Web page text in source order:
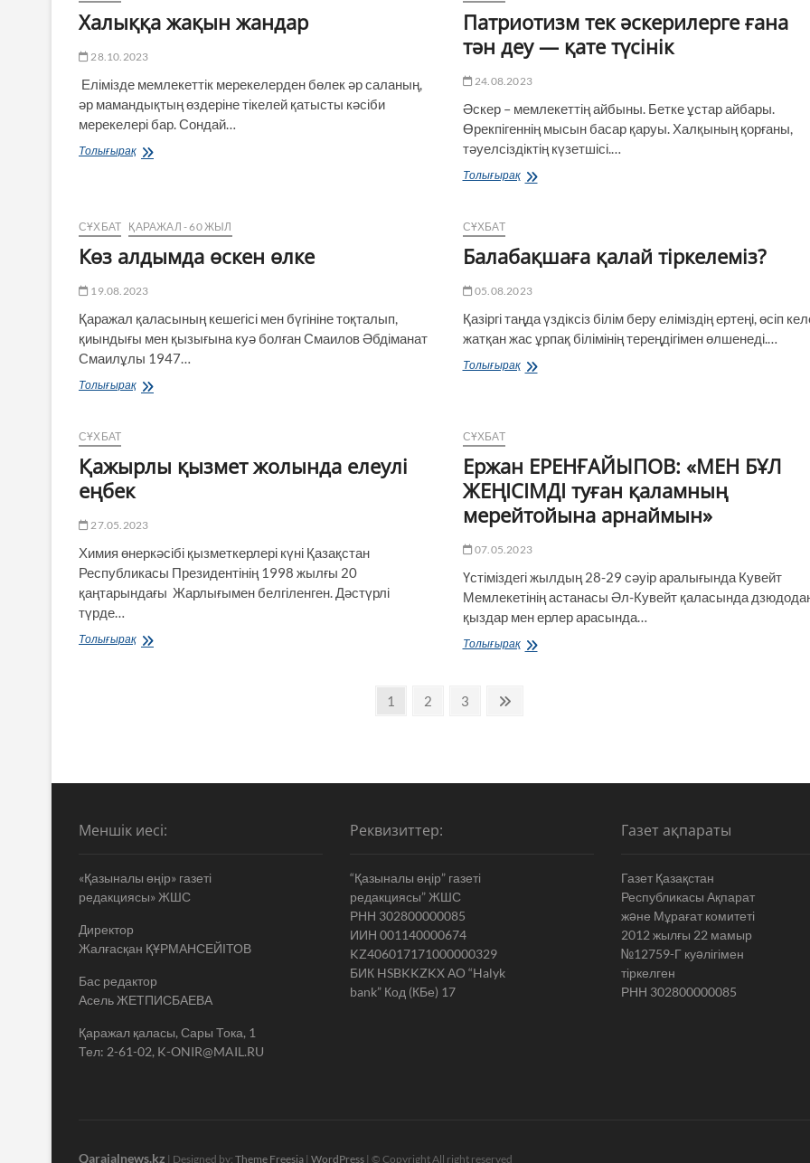
Халыққа жақын жандар
28.10.2023
Елімізде мемлекеттік мерекелерден бөлек әр саланың,
әр мамандықтың өздеріне тікелей қатысты кәсіби
мерекелері бар. Сондай…
ТолығырақХалыққа
Патриотизм тек әскерилерге ғана
тән деу — қате түсінік
24.08.2023
Әскер – мемлекеттің айбыны. Бетке ұстар айбары.
Өрекпігеннің мысын басар қаруы. Халқының қорғаны,
тәуелсіздіктің күзетшісі.…
ТолығырақПатриотизм
деу
қате
СҰХБАТ ҚАРАЖАЛ - 60 ЖЫЛ
Көз алдымда өскен өлке
19.08.2023
Қаражал қаласының кешегісі мен бүгініне тоқталып,
қиындығы мен қызығына куә болған Смаилов Әбдіманат
Смаилұлы 1947…
ТолығырақКөз
СҰХБАТ
Балабақшаға қалай тіркелеміз?
05.08.2023
Қазіргі таңда үздіксіз білім беру еліміздің ертеңі, өсіп
жатқан жас ұрпақ білімінің тереңдігімен өлшенеді.…
ТолығырақБалабақшаға
СҰХБАТ
Қажырлы қызмет жолында елеулі
еңбек
27.05.2023
Химия өнеркәсібі қызметкерлері күні Қазақстан
Республикасы Президентінің 1998 жылғы 20
қаңтарындағы Жарлығымен белгіленген. Дәстүрлі
түрде…
ТолығырақҚажырлы
СҰХБАТ
Ержан ЕРЕНҒАЙЫПОВ: «МЕН БҰЛ
ЖЕҢІСІМДІ туған қаламның
мерейтойына арнаймын»
07.05.2023
Үстіміздегі жылдың 28-29 сәуір аралығында Кувейт
Мемлекетінің астанасы Әл-Кувейт қаласында
қыздар мен ерлер арасында…
ТолығырақЕржан
Page
1 Page
2 Page
3
Next
Меншік иесі:
«Қазыналы өңір» газеті
редакциясы» ЖШС
Директор
Жалғасқан ҚҰРМАНСЕЙІТОВ
Бас редактор
Асель ЖЕТПИСБАЕВА
Қаражал қаласы, Сары Тока, 1
Тел: 2-61-02, K-ONIR@MAIL.RU
Реквизиттер:
“Қазыналы өңір” газеті
редакциясы” ЖШС
РНН 302800000085
ИИН 001140000674
KZ406017171000000329
БИК HSBKKZKX АО “Halyk
bank” Код (КБе) 17
Газет ақпараты
Газет Қазақстан
Республикасы Ақпарат
жəне Мұрағат комитеті
2012 жылғы 22 мамыр
№12759-Г куəлігімен
тіркелген
РНН 302800000085
Qarajalnews.kz | Designed by: Theme Freesia | WordPress | © Copyright All right reserved